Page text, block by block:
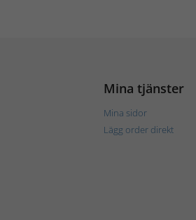
Mina tjänster
Mina sidor
Lägg order direkt